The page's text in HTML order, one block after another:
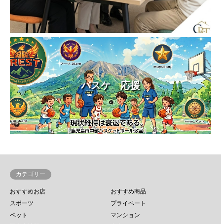
バスケ 応援
カテゴリー
おすすめお店
おすすめ商品
スポーツ
プライベート
ペット
マンション